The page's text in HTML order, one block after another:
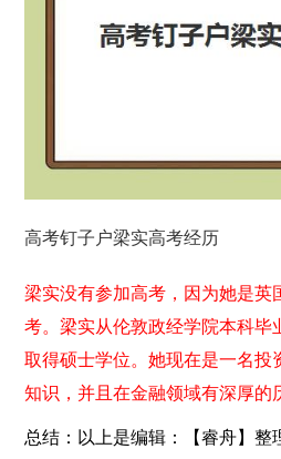
高考钉子户梁实高考经历
梁实没有参加高考，因为她是英
考。梁实从伦敦政经学院本科毕
取得硕士学位。她现在是一名投
知识，并且在金融领域有深厚的
总结：以上是编辑：【睿舟】